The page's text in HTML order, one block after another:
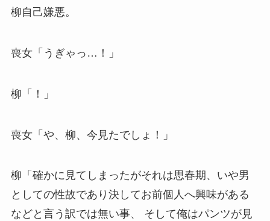
柳自己嫌悪。
喪女「うぎゃっ…！」
柳「！」
喪女「や、柳、今見たでしょ！」
柳「確かに見てしまったがそれは思春期、いや男
としての性故であり決してお前個人へ興味がある
などと言う訳では無い事、 そして俺はパンツが見